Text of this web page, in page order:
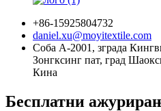
+86-15925804732
daniel.xu@moyitextile.com
Соба А-2001, зграда
Зонгксинг пат, град
Кина
Бесплатни